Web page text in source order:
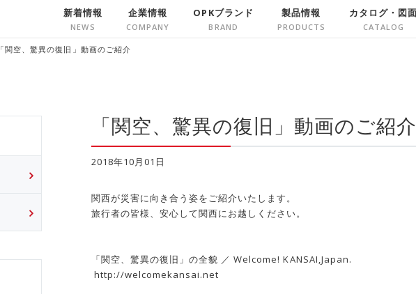
新着情報 企業情報 OPKブランド 製品情報 カタログ・図
「関空、驚異の復旧」動画のご紹介
「関空、驚異の復旧」動画のご紹
2018年10月01日
関西が災害に向き合う姿をご紹介いたします。
旅行者の皆様、安心して関西にお越しください。
「関空、驚異の復旧」の全貌 ／ Welcome! KANSAI,Japan.
http://welcomekansai.net